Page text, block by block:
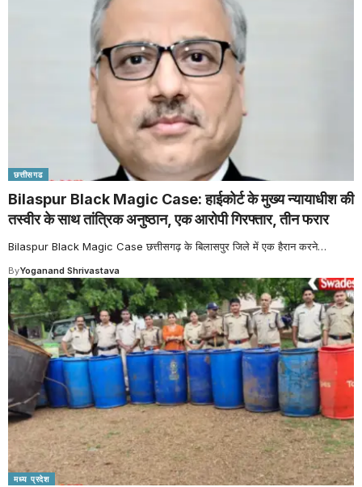
छत्तीसगढ
Bilaspur Black Magic Case: हाईकोर्ट के मुख्य न्यायाधीश की
तस्वीर के साथ तांत्रिक अनुष्ठान, एक आरोपी गिरफ्तार, तीन फरार
Bilaspur Black Magic Case छत्तीसगढ़ के बिलासपुर जिले में एक हैरान करने…
ByYoganand Shrivastava
मध्य प्रदेश